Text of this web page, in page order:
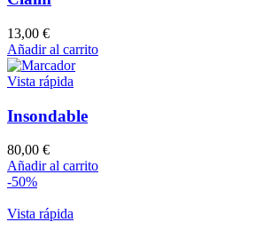
13,00 €
Añadir al carrito
Vista rápida
Insondable
80,00 €
Añadir al carrito
-50%
Vista rápida